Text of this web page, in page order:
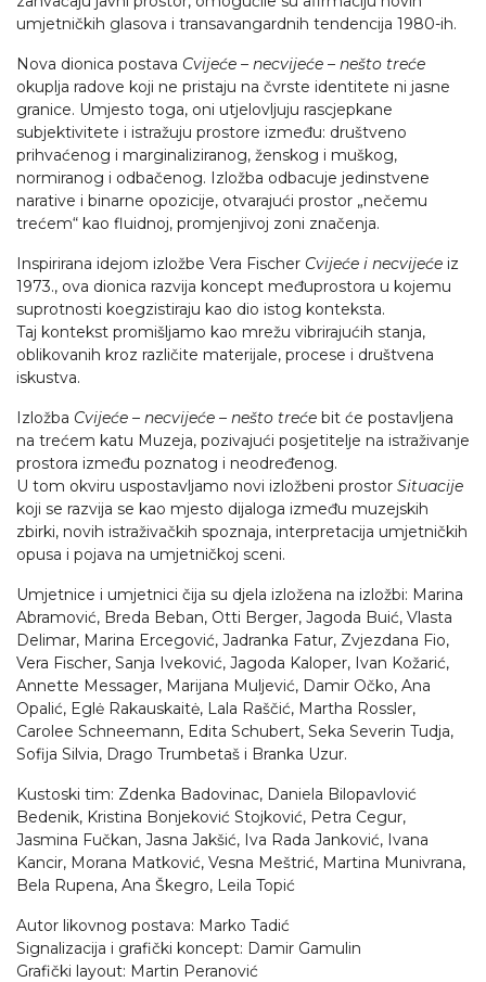
umjetničkih glasova i transavangardnih tendencija 1980-ih.
Nova dionica postava Cvijeće – necvijeće – nešto treće
okuplja radove koji ne pristaju na čvrste identitete ni jasne
granice. Umjesto toga, oni utjelovljuju rascjepkane
subjektivitete i istražuju prostore između: društveno
prihvaćenog i marginaliziranog, ženskog i muškog,
normiranog i odbačenog. Izložba odbacuje jedinstvene
narative i binarne opozicije, otvarajući prostor „nečemu
trećem“ kao fluidnoj, promjenjivoj zoni značenja.
Inspirirana idejom izložbe Vera Fischer Cvijeće i necvijeće iz
1973., ova dionica razvija koncept međuprostora u kojemu
suprotnosti koegzistiraju kao dio istog konteksta.
Taj kontekst promišljamo kao mrežu vibrirajućih stanja,
oblikovanih kroz različite materijale, procese i društvena
iskustva.
Izložba Cvijeće – necvijeće – nešto treće bit će postavljena
na trećem katu Muzeja, pozivajući posjetitelje na istraživanje
prostora između poznatog i neodređenog.
U tom okviru uspostavljamo novi izložbeni prostor Situacije
koji se razvija se kao mjesto dijaloga između muzejskih
zbirki, novih istraživačkih spoznaja, interpretacija umjetničkih
opusa i pojava na umjetničkoj sceni.
Umjetnice i umjetnici čija su djela izložena na izložbi: Marina
Abramović, Breda Beban, Otti Berger, Jagoda Buić, Vlasta
Delimar, Marina Ercegović, Jadranka Fatur, Zvjezdana Fio,
Vera Fischer, Sanja Iveković, Jagoda Kaloper, Ivan Kožarić,
Annette Messager, Marijana Muljević, Damir Očko, Ana
Opalić, Eglė Rakauskaitė, Lala Raščić, Martha Rossler,
Carolee Schneemann, Edita Schubert, Seka Severin Tudja,
Sofija Silvia, Drago Trumbetaš i Branka Uzur.
Kustoski tim: Zdenka Badovinac, Daniela Bilopavlović
Bedenik, Kristina Bonjeković Stojković, Petra Cegur,
Jasmina Fučkan, Jasna Jakšić, Iva Rada Janković, Ivana
Kancir, Morana Matković, Vesna Meštrić, Martina Munivrana,
Bela Rupena, Ana Škegro, Leila Topić
Autor likovnog postava: Marko Tadić
Signalizacija i grafički koncept: Damir Gamulin
Grafički layout: Martin Peranović